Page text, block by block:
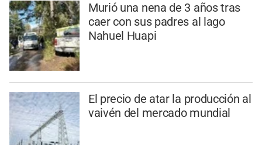
Murió una nena de 3 años tras
caer con sus padres al lago
Nahuel Huapi
El precio de atar la producción al
vaivén del mercado mundial